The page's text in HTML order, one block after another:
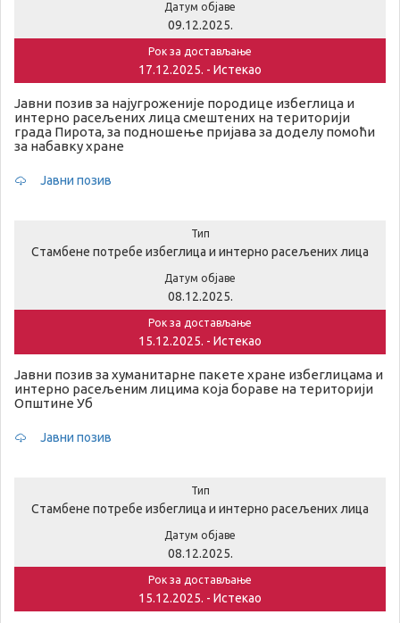
Датум објаве
09.12.2025.
Рок за достављање
17.12.2025. - Истекао
Јавни позив за најугроженије породице избеглица и
интерно расељених лица смештених на територији
града Пирота, за подношење пријава за доделу помоћи
за набавку хране
Јавни позив
Тип
Стамбене потребе избеглица и интерно расељених лица
Датум објаве
08.12.2025.
Рок за достављање
15.12.2025. - Истекао
Јавни позив за хуманитарне пакете хране избеглицама и
интерно расељеним лицима која бораве на територији
Општине Уб
Јавни позив
Тип
Стамбене потребе избеглица и интерно расељених лица
Датум објаве
08.12.2025.
Рок за достављање
15.12.2025. - Истекао